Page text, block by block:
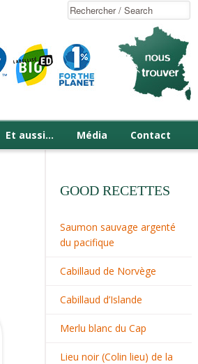
Et aussi… Média Contact
GOOD RECETTES
Saumon sauvage argenté
du pacifique
Cabillaud de Norvège
Cabillaud d’Islande
Merlu blanc du Cap
Lieu noir (Colin lieu) de la